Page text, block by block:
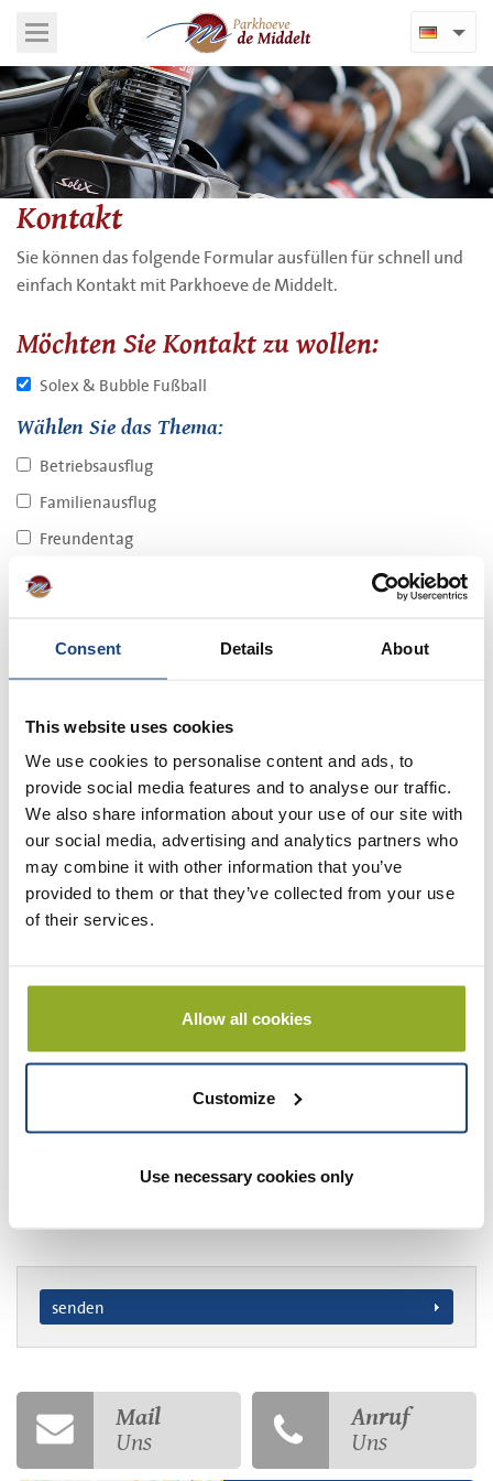
Consent Details About
This website uses cookies
We use cookies to personalise content and ads, to
provide social media features and to analyse our traffic.
We also share information about your use of our site with
our social media, advertising and analytics partners who
may combine it with other information that you’ve
provided to them or that they’ve collected from your use
of their services.
Allow all cookies
Customize
Use necessary cookies only
Kontakt
Sie können das folgende Formular ausfüllen für schnell und
einfach Kontakt mit Parkhoeve de Middelt.
Möchten Sie Kontakt zu wollen:
Solex & Bubble Fußball
Wählen Sie das Thema:
Betriebsausflug
Familienausflug
Freundentag
Junggesellenabschied
Wählen Sie eine oder mehrere gewünschte
Aktivitäten:
Bubble Fussball
Solex Tour
Kontaktdaten:
Name: *
E-mail: *
Anzahl Teilnehmer
senden
Mail
Uns
Anruf
Uns